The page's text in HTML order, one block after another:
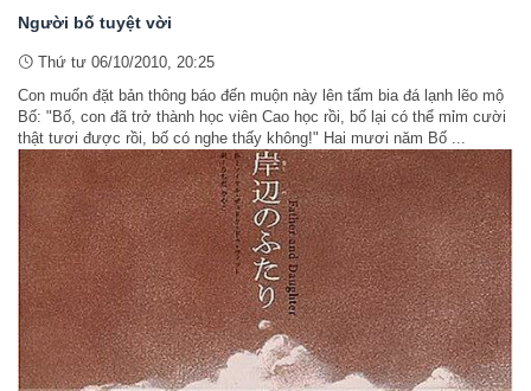
Người bố tuyệt vời
Thứ tư 06/10/2010, 20:25
Con muốn đặt bản thông báo đến muộn này lên tấm bia đá lạnh lẽo mộ
Bố: "Bố, con đã trở thành học viên Cao học rồi, bố lại có thể mỉm cười
thật tươi được rồi, bố có nghe thấy không!" Hai mươi năm Bố ...